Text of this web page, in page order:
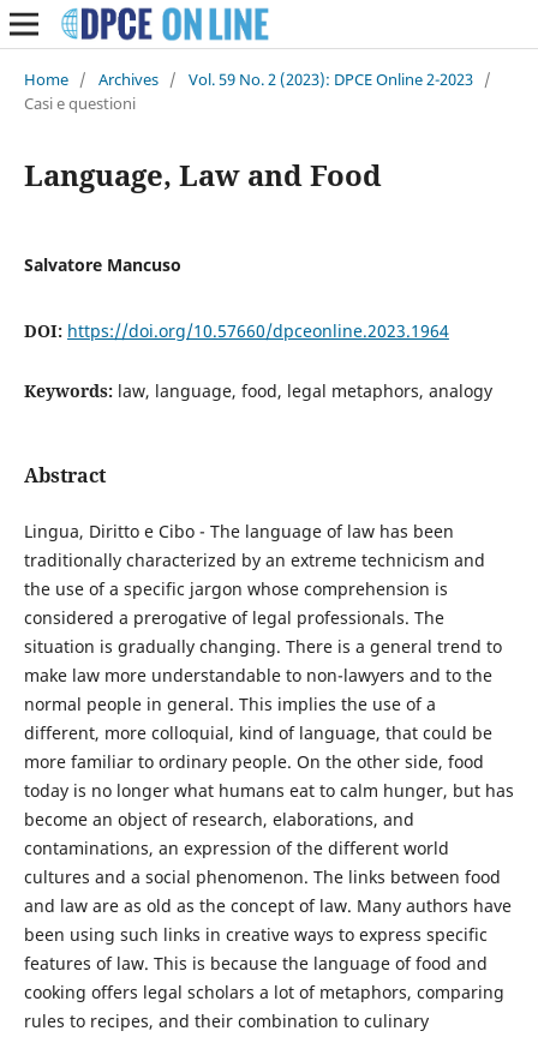
Home / Archives / Vol. 59 No. 2 (2023): DPCE Online 2-2023 /
Casi e questioni
Language, Law and Food
Salvatore Mancuso
DOI: https://doi.org/10.57660/dpceonline.2023.1964
Keywords: law, language, food, legal metaphors, analogy
Abstract
Lingua, Diritto e Cibo - The language of law has been
traditionally characterized by an extreme technicism and
the use of a specific jargon whose comprehension is
considered a prerogative of legal professionals. The
situation is gradually changing. There is a general trend to
make law more understandable to non-lawyers and to the
normal people in general. This implies the use of a
different, more colloquial, kind of language, that could be
more familiar to ordinary people. On the other side, food
today is no longer what humans eat to calm hunger, but has
become an object of research, elaborations, and
contaminations, an expression of the different world
cultures and a social phenomenon. The links between food
and law are as old as the concept of law. Many authors have
been using such links in creative ways to express specific
features of law. This is because the language of food and
cooking offers legal scholars a lot of metaphors, comparing
rules to recipes, and their combination to culinary